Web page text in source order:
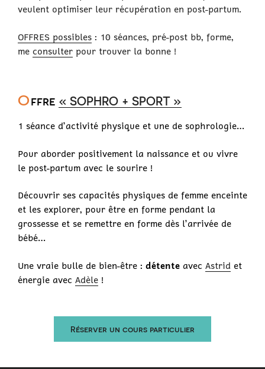
veulent optimiser leur récupération en post-partum.
OFFRES possibles : 10 séances, pré-post bb, forme,
me consulter pour trouver la bonne !
Offre « SOPHRO + SPORT »
1 séance d’activité physique et une de sophrologie…
Pour aborder positivement la naissance et ou vivre
le post-partum avec le sourire !
Découvrir ses capacités physiques de femme enceinte
et les explorer, pour être en forme pendant la
grossesse et se remettre en forme dès l’arrivée de
bébé…
Une vraie bulle de bien-être : détente avec Astrid et
énergie avec Adèle !
Réserver un cours particulier